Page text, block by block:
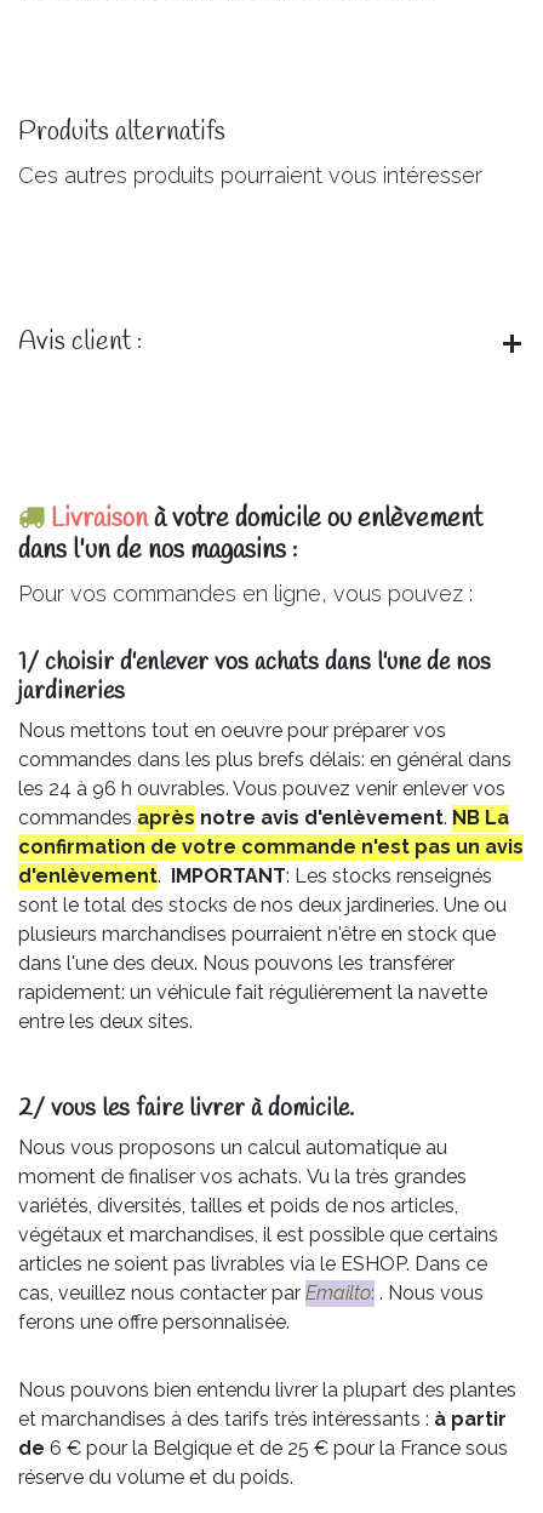
Produits alternatifs
Ces autres produits pourraient vous intéresser
Avis client :
Livraisonà votre domicile ou enlèvement
dans l'un de nos magasins :
Pour vos commandes en ligne, vous pouvez :
1/ choisir d'enlever vos achats dans l'une de nos
jardineries​
Nous mettons tout en oeuvre pour préparer vos
commandes dans les plus brefs délais: en général dans
les 24 à 96 h ouvrables. Vous pouvez venir enlever vos
commandes après notre avis d'enlèvement. NB La
confirmation de votre commande n'est pas un avis
d'enlèvement. IMPORTANT: Les stocks renseignés
sont le total des stocks de nos deux jardineries. Une ou
plusieurs marchandises pourraient n'être en stock que
dans l'une des deux. Nous pouvons les transférer
rapidement: un véhicule fait régulièrement la navette
entre les deux sites.
2/ vous les faire livrer à domicile.
Nous vous proposons un calcul automatique au
moment de finaliser vos achats. Vu la très grandes
variétés, diversités, tailles et poids de nos articles,
végétaux et marchandises, il est possible que certains
articles ne soient pas livrables via le ESHOP. Dans ce
cas, veuillez nous contacter par Emailto: . Nous vous
ferons une offre personnalisée.
Nous pouvons bien entendu livrer la plupart des plantes
et marchandises à des tarifs très intéressants : à partir
de 6 € pour la Belgique et de 25 € pour la France sous
réserve du volume et du poids.